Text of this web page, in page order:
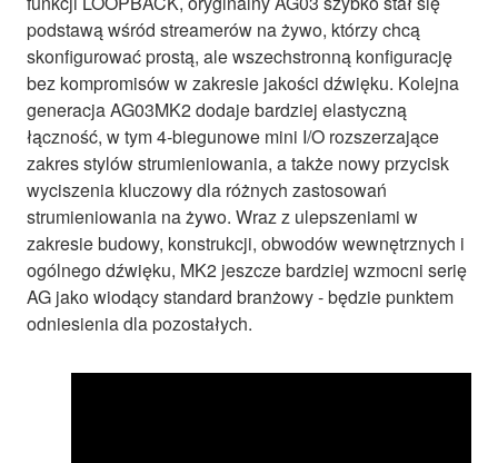
podstawą wśród streamerów na żywo, którzy chcą
skonfigurować prostą, ale wszechstronną konfigurację
bez kompromisów w zakresie jakości dźwięku. Kolejna
generacja AG03MK2 dodaje bardziej elastyczną
łączność, w tym 4-biegunowe mini I/O rozszerzające
zakres stylów strumieniowania, a także nowy przycisk
wyciszenia kluczowy dla różnych zastosowań
strumieniowania na żywo. Wraz z ulepszeniami w
zakresie budowy, konstrukcji, obwodów wewnętrznych i
ogólnego dźwięku, MK2 jeszcze bardziej wzmocni serię
AG jako wiodący standard branżowy - będzie punktem
odniesienia dla pozostałych.